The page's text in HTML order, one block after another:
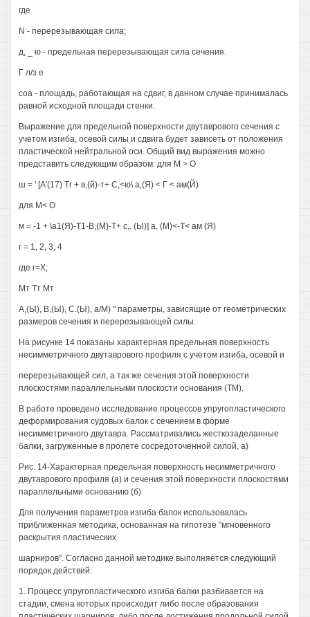
где
N - перерезывающая сила;
д, _ ю - предельная перерезывающая сила сечения.
Г л/з е
соа - площадь, работающая на сдвиг, в данном случае принималась
равной исходной площади стенки.
Выражение для предельной поверхности двутаврового сечения с
учетом изгиба, осевой силы и сдвига будет зависеть от положения
пластической нейтральной оси. Общий вид выражения можно
представить следующим образом: для М > О
ш = ' [А'(17) Тг + в,(й)-т+ С,<ю\ а,(Я) < Г < ам(Й)
для М< О
м = -1 + \а1(Я)-Т1-В,(М)-Т+ с,. (Ы)] а, (М)<-Т< ам (Я)
г = 1, 2, 3, 4
где г=Х;
Мт Тт Мт
А,(Ы), В,(Ы), С.(Ы), а/М) " параметры, зависящие от геометрических
размеров сечения и перерезывающей силы.
На рисунке 14 показаны характерная предельная поверхность
несимметричного двутаврового профиля с учетом изгиба, осевой и
перерезывающей сил, а так же сечения этой поверхности
плоскостями параллельными плоскости основания (ТМ).
В работе проведено исследование процессов упругопластического
деформирования судовых балок с сечением в форме
несимметричного двутавра. Рассматривались жесткозаделанные
балки, загруженные в пролете сосредоточенной силой, а)
Рис. 14-Характерная предельная поверхность несимметричного
двутаврового профиля (а) и сечения этой поверхности плоскостями
параллельными основанию (б)
Для получения параметров изгиба балок использовалась
приближенная методика, основанная на гипотезе "мгновенного
раскрытия пластических
шарниров". Согласно данной методике выполняется следующий
порядок действий:
1. Процесс упругопластического изгиба балки разбивается на
стадии, смена которых происходит либо после образования